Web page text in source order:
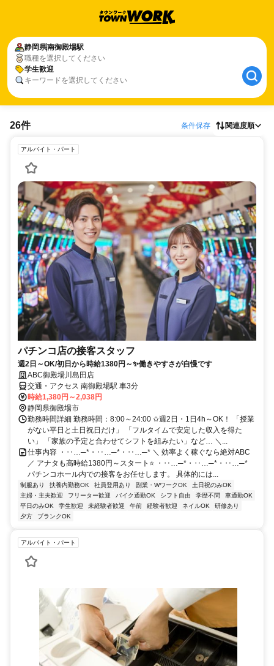
静岡県南御殿場駅
職種を選択してください
学生歓迎
キーワードを選択してください
26件 条件保存 関連度順
アルバイト・パート
パチンコ店の接客スタッフ
週2日～OK/初日から時給1380円～✨働きやすさが自慢です
ABC御殿場川島田店
交通・アクセス 南御殿場駅 車3分
時給1,380円～2,038円
静岡県御殿場市
勤務時間詳細 勤務時間：8:00～24:00 ✩週2日・1日4h～OK！ 「授業
がない平日と土日祝日だけ」 「フルタイムで安定した収入を得た
い」 「家族の予定と合わせてシフトを組みたい」など… ＼...
仕事内容 ・‥…─*・‥…─*・‥…─* ＼ 効率よく稼ぐなら絶対ABC
／ アナタも高時給1380円～スタート⭐ ・‥…─*・‥…─*・‥…─*
パチンコホール内での接客をお任せします。 具体的には...
制服あり 扶養内勤務OK 社員登用あり 副業・WワークOK
土日祝のみOK
主婦・主夫歓迎
フリーター歓迎 バイク通勤OK シフト自由 学歴不問
車通勤OK
平日のみOK
学生歓迎 未経験者歓迎 午前 経験者歓迎 ネイルOK
研修あり
夕方
ブランクOK
アルバイト・パート